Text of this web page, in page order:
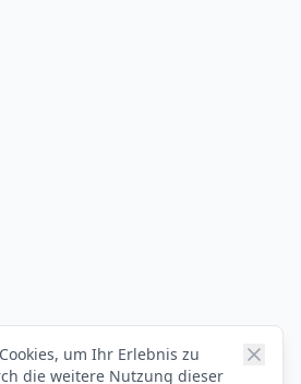
um Ihr Erlebnis zu
die weitere Nutzung dieser